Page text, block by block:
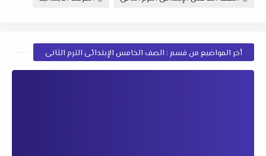
أخر المواضيع من قسم : الصف الخامس الإبتدائى الترم الثانى